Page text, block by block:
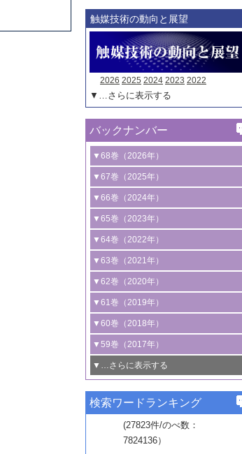
触媒技術の動向と展望
2026 2025 2024 2023 2022
▼…さらに表示する
バックナンバー
▼68巻（2026年）
1号 過酸化水素合成に関する研究動向
2号 コンピューター技術により加速する
触媒開発
3号 有機分子変換やCO 資源化のための
光触媒に関する最近の研究
B号 第137回触媒討論会（2026年）
▼67巻（2025年）
1号 CO
水素化によるグリーン燃料/グリ
ーンケミカル製造
2号 水素製造のための水分解技術に関す
る最近の研究
3号 オレフィン系樹脂の精密合成に関す
る最新技術
4号 アルコール類の効率的変換を実現す
る非貴金属触媒の研究動向
5号 ゼオライトの合成と応用における研
究動向
6号 ヘテロ接合界面
B号 第135回触媒討論会（2025年）
▼66巻（2024年）
1号 低次元ナノ構造を有する触媒材料
2号 規制反応場を活用した固体触媒研究
の新展開
3号 未踏分子変換を目指した酸化触媒プ
ロセスの最前線
4号 シンクロトロン放射光および中性子
線を利用した触媒解析技術の最先端
5号 単原子触媒
6号 参照触媒委員会からのお知らせ
B号 第133回触媒討論会（2023年）
▼65巻（2023年）
1号 炭素が関わる触媒機能
2号 プラスチックケミカルリサイクルの
ための触媒技術
3号 非酸化物系金属化合物を基盤とした
触媒材料の開発
4号 格子酸素・格子酸素欠陥を利用した
触媒反応
5号 生体触媒によるエネルギー変換反応
6号 窒素とリンの循環のための触媒・機
能性材料
▼64巻（2022年）
1号 合成ガス製造とCOを用いるケミカル
ズ合成の最新動向
2号 化学品合成のための合金触媒開発
3号 CO の排出削減および有効活用のた
めの触媒技術
4号 若手による情報発信企画～とびたて
若き触媒の研究者たち～（1）
若き触媒の研究者たち～（2）
6号 石油のノーブル・ユースを志向した
触媒技術
▼63巻（2021年）
1号 金触媒の新展開
2号 ペロブスカイト
3号 特殊反応場を利用した触媒的分子変
換反応
4号 多孔質材料を用いた触媒の新展開
5号 情報学的手法を用いた触媒開発
6号 カーボンニュートラルに向けた電解
技術
B号 第127回触媒討論会（2021年・オン
ライン開催(Zoom)のみ）
▼62巻（2020年）
1号 触媒設計を拓く欠陥構造のキャラク
タリゼーション
2号 機能化学品製造に資するクリーンな
触媒的酸化反応
3号 水処理のための触媒化学
4号 光触媒を用いた水分解の最新の研究
動向
5号 次世代の触媒プロセスを支えるマイ
▼61巻（2019年）
1号 物質移動制御に着目した触媒プロセ
ス開発
2号 CO2 フリー水素サプライチェーンに
関わる触媒開発動向
3号 精密高分子合成に関する最近の研究
動向
4号 バイオマス化成品製造のための触媒
▼60巻（2018年）
1号 固体酸触媒の最新の研究動向
2号 二酸化炭素からの有用化学品合成
3号 ナノ粒子・クラスター触媒の最前線
4号 60周年記念企画
5号 進化するゼオライト合成技術
6号 非貴金属系触媒における電気化学的
▼59巻（2017年）
1号 いたるところに，触媒
最先端技術
3号 無機分離膜材料の開発と触媒反応プ
ロセスへの適用
▼…さらに表示する
1号 ユニークな構造の高分子を生み出す触
2号 リグニンからの化成品製造に向けた触
▼57巻（2015年）
1号 水素キャリアにかかわる触媒技術の新
▼56巻（2014年）
検索ワードランキング
(27823件/のべ数：
7824136）